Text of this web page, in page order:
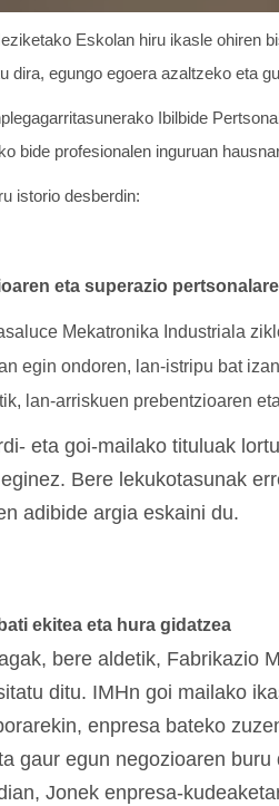
Eskolan hiru ikasle ohiren
dira, egungo egoera azaltzeko eta
Ibilbide
bide profesionalen inguruan
istorio desberdin:
eta superazio
Mekatronika Industriala
egin ondoren, lan-istripu bat
lan-arriskuen prebentzioaren
eta goi-mailako tituluak
Bere lekukotasunak
adibide argia eskaini du.
ekitea eta hura gidatzea
bere aldetik, Fabrikazio
ditu. IMHn goi mailako
enpresa bateko
gaur egun negozioaren buru
Jonek enpresa-